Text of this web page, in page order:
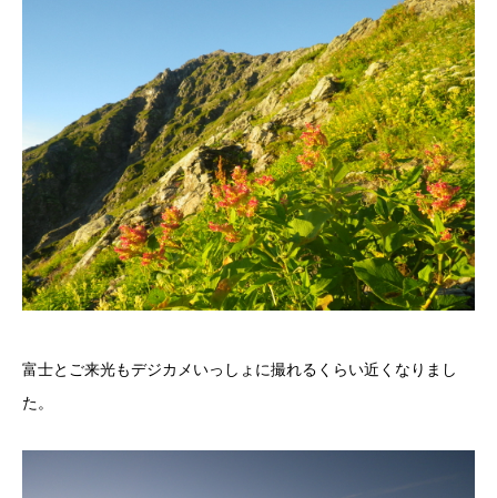
富士とご来光もデジカメいっしょに撮れるくらい近くなりまし
た。